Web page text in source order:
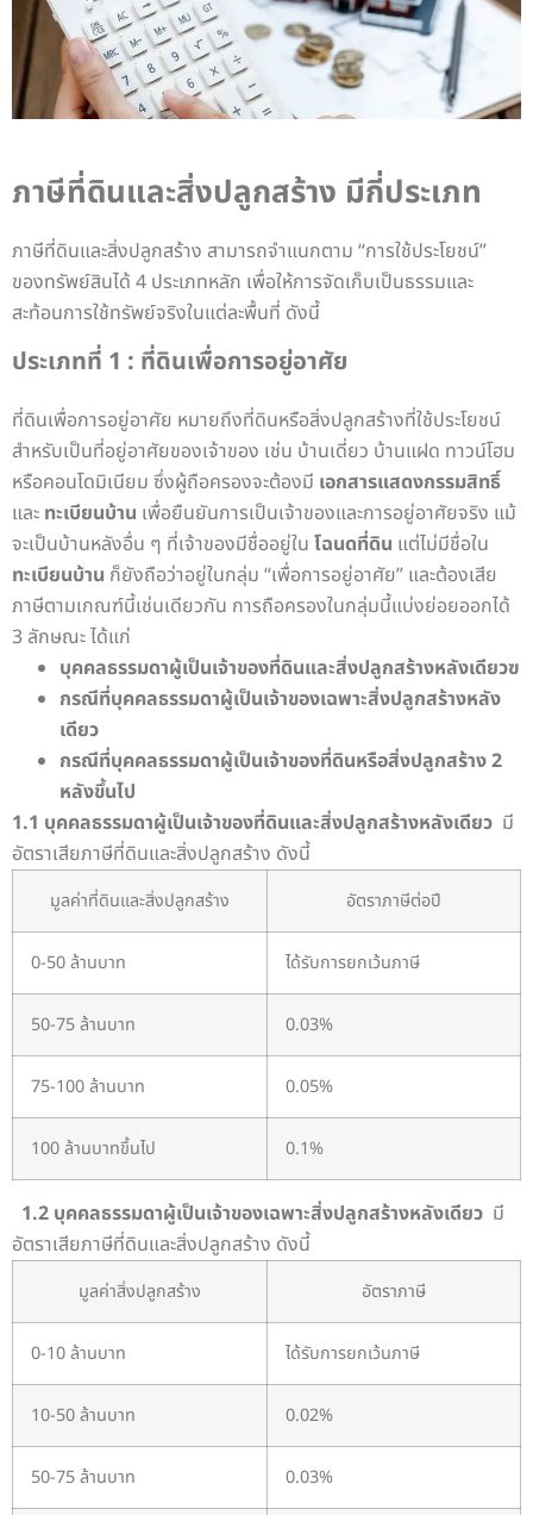
ภาษีที่ดินและสิ่งปลูกสร้าง มีกี่ประเภท
ภาษีที่ดินและสิ่งปลูกสร้าง สามารถจำแนกตาม “การใช้ประโยชน์”
ของทรัพย์สินได้ 4 ประเภทหลัก เพื่อให้การจัดเก็บเป็นธรรมและ
สะท้อนการใช้ทรัพย์จริงในแต่ละพื้นที่ ดังนี้
ประเภทที่ 1 : ที่ดินเพื่อการอยู่อาศัย
ที่ดินเพื่อการอยู่อาศัย หมายถึงที่ดินหรือสิ่งปลูกสร้างที่ใช้ประโยชน์
สำหรับเป็นที่อยู่อาศัยของเจ้าของ เช่น บ้านเดี่ยว บ้านแฝด ทาวน์โฮม
หรือคอนโดมิเนียม ซึ่งผู้ถือครองจะต้องมี เอกสารแสดงกรรมสิทธิ์
และ ทะเบียนบ้าน เพื่อยืนยันการเป็นเจ้าของและการอยู่อาศัยจริง แม้
จะเป็นบ้านหลังอื่น ๆ ที่เจ้าของมีชื่ออยู่ใน โฉนดที่ดิน แต่ไม่มีชื่อใน
ทะเบียนบ้าน ก็ยังถือว่าอยู่ในกลุ่ม “เพื่อการอยู่อาศัย” และต้องเสีย
ภาษีตามเกณฑ์นี้เช่นเดียวกัน การถือครองในกลุ่มนี้แบ่งย่อยออกได้
3 ลักษณะ ได้แก่
บุคคลธรรมดาผู้เป็นเจ้าของที่ดินและสิ่งปลูกสร้างหลังเดียวฃ
กรณีที่บุคคลธรรมดาผู้เป็นเจ้าของเฉพาะสิ่งปลูกสร้างหลัง
เดียว
กรณีที่บุคคลธรรมดาผู้เป็นเจ้าของที่ดินหรือสิ่งปลูกสร้าง 2
หลังขึ้นไป
1.1 บุคคลธรรมดาผู้เป็นเจ้าของที่ดินและสิ่งปลูกสร้างหลังเดียว มี
อัตราเสียภาษีที่ดินและสิ่งปลูกสร้าง ดังนี้
มูลค่าที่ดินและสิ่งปลูกสร้าง อัตราภาษีต่อปี
0-50 ล้านบาท ได้รับการยกเว้นภาษี
50-75 ล้านบาท 0.03%
75-100 ล้านบาท 0.05%
100 ล้านบาทขึ้นไป 0.1%
1.2 บุคคลธรรมดาผู้เป็นเจ้าของเฉพาะสิ่งปลูกสร้างหลังเดียว มี
อัตราเสียภาษีที่ดินและสิ่งปลูกสร้าง ดังนี้
มูลค่าสิ่งปลูกสร้าง อัตราภาษี
0-10 ล้านบาท ได้รับการยกเว้นภาษี
10-50 ล้านบาท 0.02%
50-75 ล้านบาท 0.03%